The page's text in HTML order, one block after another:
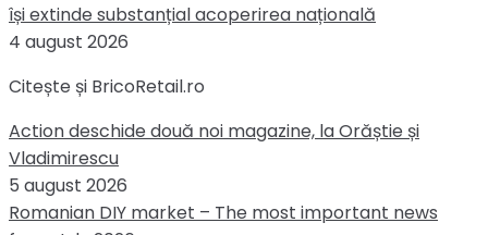
își extinde substanțial acoperirea națională
4 august 2026
Citește și BricoRetail.ro
Action deschide două noi magazine, la Orăștie și
Vladimirescu
5 august 2026
Romanian DIY market – The most important news